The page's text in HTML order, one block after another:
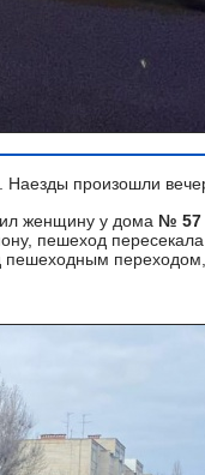
Наезды произошли
женщину у дома № 57
пешеход
пешеходным переходом,